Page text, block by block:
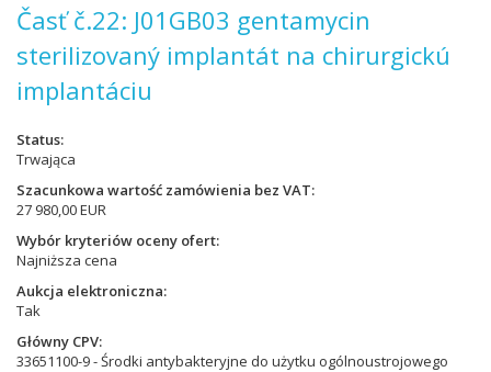
Časť č.22: J01GB03 gentamycin
sterilizovaný implantát na chirurgickú
implantáciu
Status
Trwająca
Szacunkowa wartość zamówienia bez VAT
27 980,00 EUR
Wybór kryteriów oceny ofert
Najniższa cena
Aukcja elektroniczna
Tak
Główny CPV
33651100-9 - Środki antybakteryjne do użytku ogólnoustrojowego